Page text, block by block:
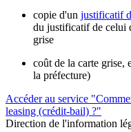
copie d'un justificatif
du justificatif de celui
grise
coût de la carte grise,
la préfecture)
Accéder au service
leasing (crédit-bail) ?"
Direction de l'information